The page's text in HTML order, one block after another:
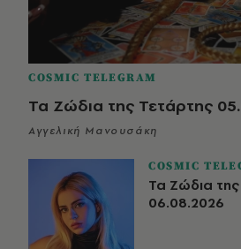
COSMIC TELEGRAM
Τα Ζώδια της Τετάρτης
Αγγελική Μανουσάκη
COSMIC
Τα Ζώδια
06.08.2026